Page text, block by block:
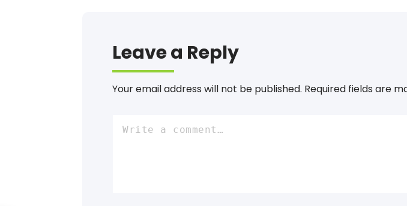
Leave a Reply
Your email address will not be published. Required fields are